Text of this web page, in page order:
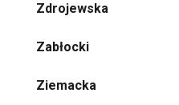
Zdrojewska
Zabłocki
Ziemacka